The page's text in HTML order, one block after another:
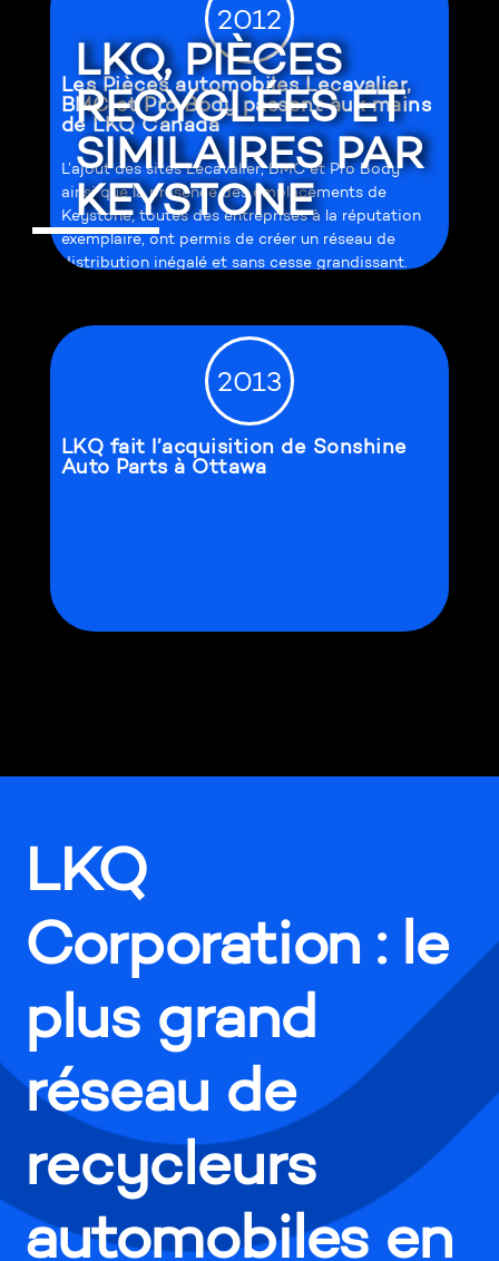
LKQ, PIÈCES
RECYCLÉES ET
SIMILAIRES PAR
KEYSTONE
2012
Les Pièces automobiles Lecavalier,
BMC et Pro Body passent aux mains
de LKQ Canada
L’ajout des sites Lecavalier, BMC et Pro Body
ainsi que la présence des emplacements de
Keystone, toutes des entreprises à la réputation
exemplaire, ont permis de créer un réseau de
distribution inégalé et sans cesse grandissant.
2013
LKQ fait l’acquisition de Sonshine
Auto Parts à Ottawa
LKQ
Corporation : le
plus grand
réseau de
recycleurs
automobiles en